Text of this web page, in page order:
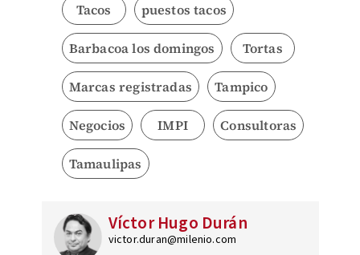
Tacos puestos tacos
Barbacoa los domingos Tortas
Marcas registradas Tampico
Negocios IMPI Consultoras
Tamaulipas
Víctor Hugo Durán
victor.duran@milenio.com